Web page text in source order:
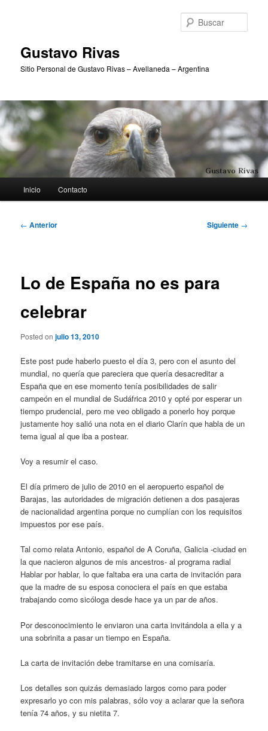
Gustavo Rivas
Sitio Personal de Gustavo Rivas – Avellaneda – Argentina
principal
Inicio Contacto
Navegación
← Anterior Siguiente →
Lo de España no es para
celebrar
Posted onjulio 13, 2010
Este post pude haberlo puesto el día 3, pero con el asunto del
mundial, no quería que pareciera que quería desacreditar a
España que en ese momento tenía posibilidades de salir
campeón en el mundial de Sudáfrica 2010 y opté por esperar un
tiempo prudencial, pero me veo obligado a ponerlo hoy porque
justamente hoy salió una nota en el diario Clarín que habla de un
tema igual al que iba a postear.
Voy a resumir el caso.
El día primero de julio de 2010 en el aeropuerto español de
Barajas, las autoridades de migración detienen a dos pasajeras
de nacionalidad argentina porque no cumplían con los requisitos
impuestos por ese país.
Tal como relata Antonio, español de A Coruña, Galicia -ciudad en
la que nacieron algunos de mis ancestros- al programa radial
Hablar por hablar, lo que faltaba era una carta de invitación para
que la madre de su esposa conociera el país en que estaba
trabajando como sicóloga desde hace ya un par de años.
Por desconocimiento le enviaron una carta invitándola a ella y a
una sobrinita a pasar un tiempo en España.
La carta de invitación debe tramitarse en una comisaría.
Los detalles son quizás demasiado largos como para poder
expresarlo yo con mis palabras, sólo voy a aclarar que la señora
tenía 74 años, y su nietita 7.